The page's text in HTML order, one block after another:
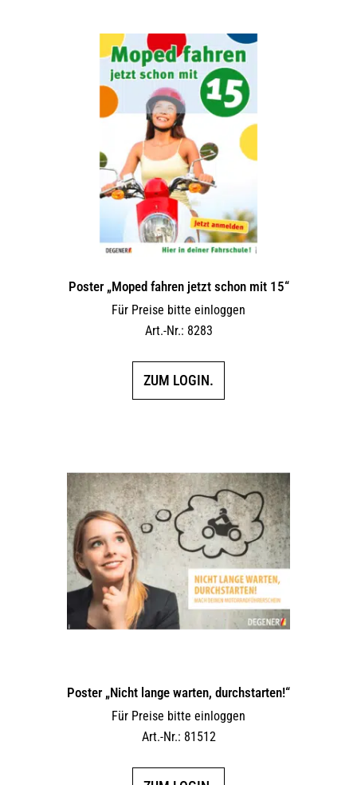
Poster „Moped fahren jetzt schon mit 15“
Für Preise bitte einloggen
Art.-Nr.: 8283
ZUM LOGIN.
Poster „Nicht lange warten, durchstarten!“
Für Preise bitte einloggen
Art.-Nr.: 81512